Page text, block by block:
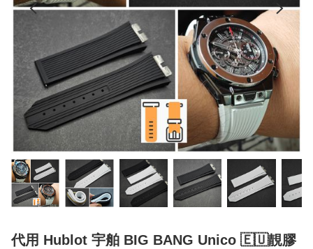
代用 Hublot 宇舶 BIG BANG Unico 🇪🇺靚膠